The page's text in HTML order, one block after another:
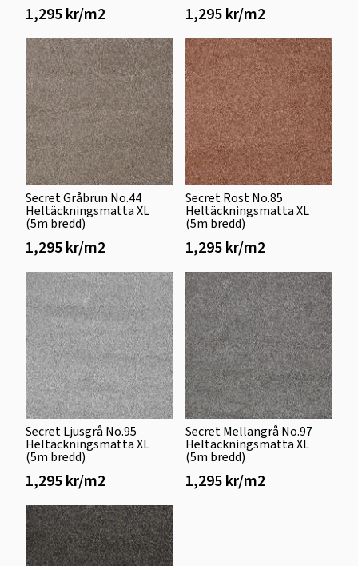
1,295 kr/m2 1,295 kr/m2
Secret Gråbrun No.44
Heltäckningsmatta XL
(5m bredd)
1,295 kr/m2
Secret Rost No.85
Heltäckningsmatta XL
(5m bredd)
1,295 kr/m2
Secret Ljusgrå No.95
Heltäckningsmatta XL
(5m bredd)
1,295 kr/m2
Secret Mellangrå No.97
Heltäckningsmatta XL
(5m bredd)
1,295 kr/m2